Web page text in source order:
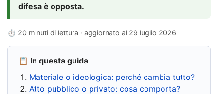
difesa è opposta.
⏱ 20 minuti di lettura · aggiornato al 29 luglio 2026
📋 In questa guida
Materiale o ideologica: perché cambia tutto?
Atto pubblico o privato: cosa comporta?